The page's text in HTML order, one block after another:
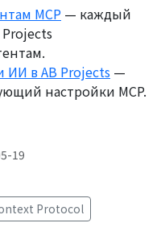
MCP — каждый
в AB Projects —
настройки MCP.
19
Protocol